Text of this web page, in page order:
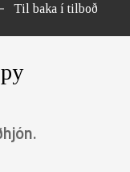
Til baka í tilboð